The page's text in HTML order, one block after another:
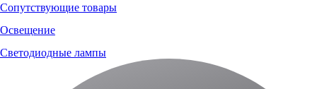
Сопутствующие товары
Освещение
Светодиодные лампы